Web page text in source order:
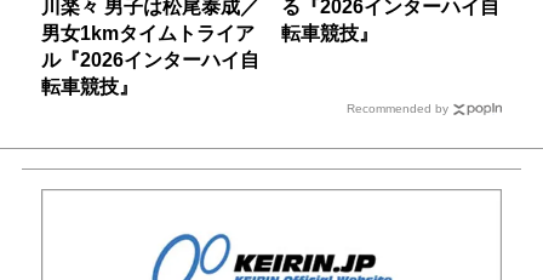
川楽々 男子は松尾泰成／
男女1kmタイムトライア
ル『2026インターハイ自
転車競技』
る『2026インターハイ自
転車競技』
Recommended by